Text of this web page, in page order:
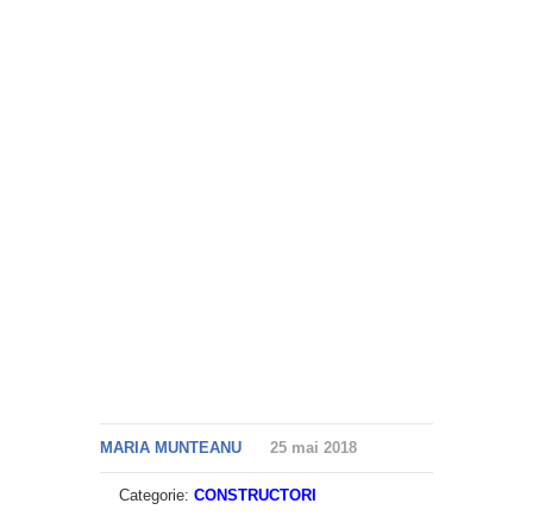
MARIA MUNTEANU 25 mai 2018
Categorie: CONSTRUCTORI